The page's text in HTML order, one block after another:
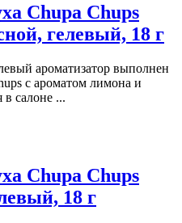
Chupa Chups
гелевый, 18 г
ароматизатор выполнен
с ароматом лимона и
в салоне ...
Chupa Chups
18 г